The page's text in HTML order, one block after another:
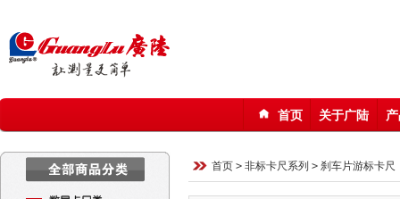
首页 关于广陆
首页 > 非标卡尺系列 > 刹车片游标卡尺